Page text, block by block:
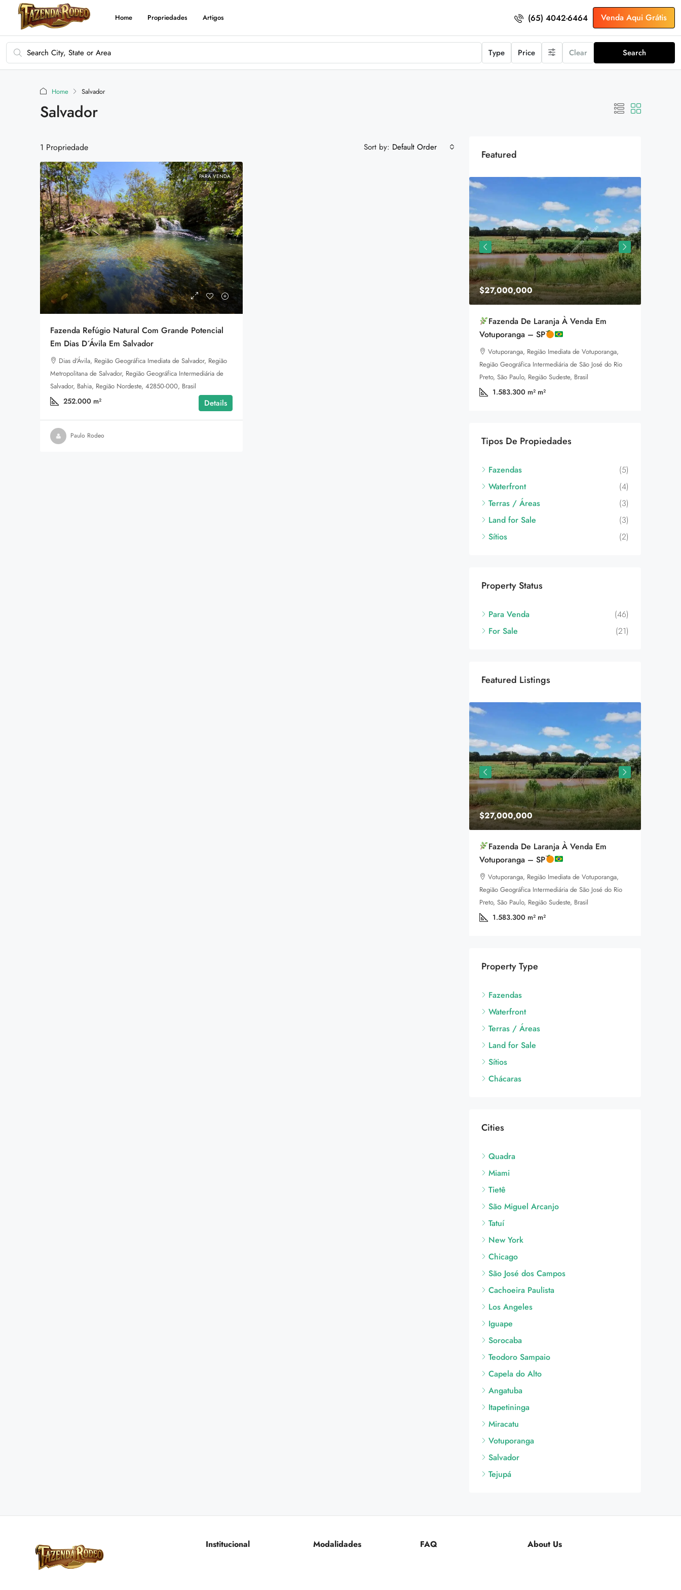
Home Propriedades Artigos (65) 4042-6464 Venda Aqui Grátis
Type Price Clear Search
Home Salvador
Salvador
1 Propriedade Sort by: Default Order
PARA VENDA
Fazenda Refúgio Natural Com Grande Potencial
Em Dias D´Ávila Em Salvador
Dias d'Ávila, Região Geográfica Imediata de Salvador, Região
Metropolitana de Salvador, Região Geográfica Intermediária de
Salvador, Bahia, Região Nordeste, 42850-000, Brasil
252.000 m² Details
Paulo Rodeo
Featured
$3,990,000
8100 S Ashland Ave, Chicago, IL 60620, USA
WATERFRONT
$27,000,000
Fazenda De Laranja À Venda Em
Votuporanga – SP
Votuporanga, Região Imediata de Votuporanga,
Região Geográfica Intermediária de São José do Rio
Preto, São Paulo, Região Sudeste, Brasil
1.583.300 m² m²
Tipos De Propiedades
Fazendas
(5)
Waterfront
(4)
Terras / Áreas
(3)
Land for Sale
(3)
Sítios
(2)
Property Status
Para Venda
(46)
For Sale
(21)
Featured Listings
$27,000,000
Fazenda De Laranja À Venda Em
Votuporanga – SP
Votuporanga, Região Imediata de Votuporanga,
Região Geográfica Intermediária de São José do Rio
Preto, São Paulo, Região Sudeste, Brasil
1.583.300 m² m²
Property Type
Fazendas
Waterfront
Terras / Áreas
Land for Sale
Sítios
Chácaras
Cities
Quadra
Miami
Tietê
São Miguel Arcanjo
Tatuí
New York
Chicago
São José dos Campos
Cachoeira Paulista
Los Angeles
Iguape
Sorocaba
Teodoro Sampaio
Capela do Alto
Angatuba
Itapetininga
Miracatu
Votuporanga
Salvador
Tejupá
Institucional Modalidades FAQ About Us